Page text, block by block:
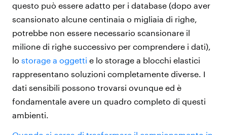
questo può essere adatto per i database (dopo aver
scansionato alcune centinaia o migliaia di righe,
potrebbe non essere necessario scansionare il
milione di righe successivo per comprendere i dati),
lo storage a oggetti e lo storage a blocchi elastici
rappresentano soluzioni completamente diverse. I
dati sensibili possono trovarsi ovunque ed è
fondamentale avere un quadro completo di questi
ambienti.